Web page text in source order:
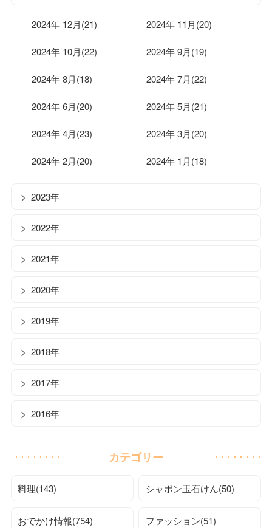
2024年 12月(21) 2024年 11月(20)
2024年 10月(22) 2024年 9月(19)
2024年 8月(18) 2024年 7月(22)
2024年 6月(20) 2024年 5月(21)
2024年 4月(23) 2024年 3月(20)
2024年 2月(20) 2024年 1月(18)
2023年
2022年
2021年
2020年
2019年
2018年
2017年
2016年
カテゴリー
料理(143) シャボン玉石けん(50)
おでかけ情報(754) ファッション(51)